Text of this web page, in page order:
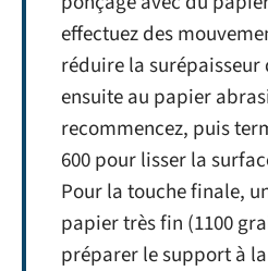
effectuez des
réduire la surépaisseur
ensuite au papier
recommencez, puis
600 pour lisser la
Pour la touche finale,
papier très fin (1100
préparer le support à